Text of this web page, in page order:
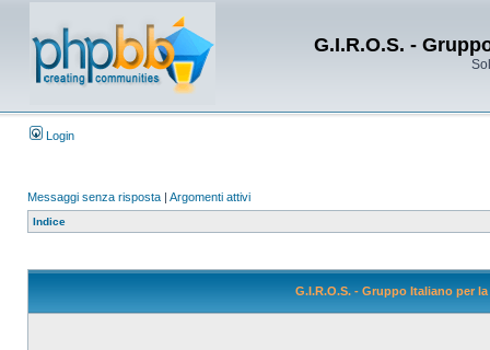
G.I.R.O.S. -
Login
Messaggi senza risposta | Argomenti attivi
Indice
G.I.R.O.S. - Gruppo Italiano per